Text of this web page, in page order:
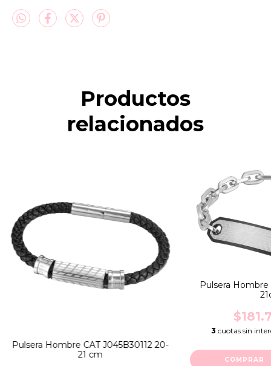
Productos
relacionados
Pulsera Hombre CAT J045B30112 20-
21 cm
Pulsera Hombre
3 cuotas sin